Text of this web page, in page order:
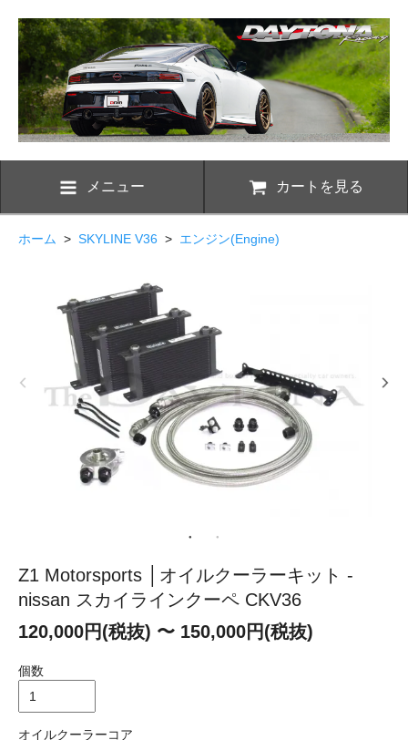
メニュー カートを見る
ホーム > SKYLINE V36 > エンジン(Engine)
Z1 Motorsports │オイルクーラーキット -
nissan スカイラインクーペ CKV36
120,000円(税抜) 〜 150,000円(税抜)
個数
オイルクーラーコア